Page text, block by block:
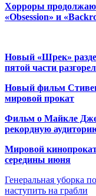
Хорроры
«Obsession» и
Новый «Шрек»
пятой части
Новый фильм
мировой прокат
Фильм о Майкле
рекордную
Мировой
середины июня
Генеральная уборка
наступить на грабли